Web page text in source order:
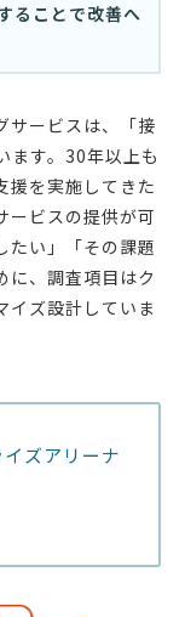
ることで改善へ
サービスは、「接
ます。30年以上も
援を実施してきた
ービスの提供が可
たい」「その課題
に、調査項目はク
イズ設計していま
ズアリーナ